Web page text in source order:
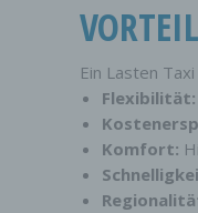
Ein Lasten
Flexibilität:
Komfort: